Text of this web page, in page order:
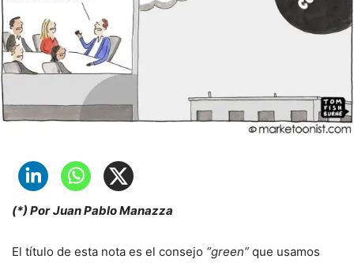
(*) Por Juan Pablo Manazza
El título de esta nota es el consejo “green” que usamos